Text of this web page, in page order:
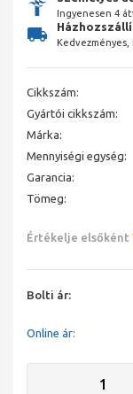
Ingyenesen 4
Kedvezményes,
Cikkszám:
Gyártói cikkszám:
Márka:
Mennyiségi egység:
Garancia:
Tömeg:
Értékelje elsőként
Bolti ár:
Online ár: